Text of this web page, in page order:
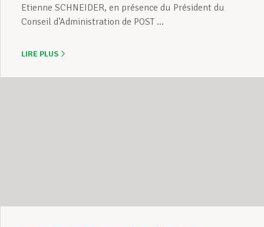
Etienne SCHNEIDER, en présence du Président du
Conseil d’Administration de POST ...
LIRE PLUS